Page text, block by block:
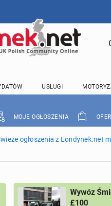
USŁUGI
MOJE OGŁOSZENIA
ogłoszenia z Londynek.net
Wywóz
£100